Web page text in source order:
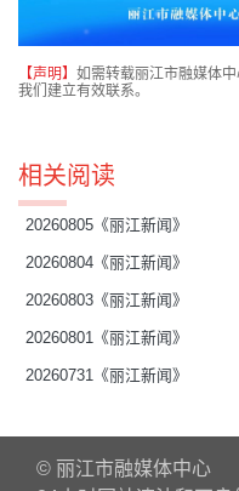
【声明】 如需转载丽江市融媒体
我们建立有效联系。
相关阅读
20260805《丽江新闻》
20260804《丽江新闻》
20260803《丽江新闻》
20260801《丽江新闻》
20260731《丽江新闻》
© 丽江市融媒体中心